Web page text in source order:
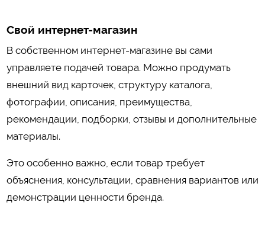
Свой интернет-магазин
В собственном интернет-магазине вы сами
управляете подачей товара. Можно продумать
внешний вид карточек, структуру каталога,
фотографии, описания, преимущества,
рекомендации, подборки, отзывы и дополнительные
материалы.
Это особенно важно, если товар требует
объяснения, консультации, сравнения вариантов или
демонстрации ценности бренда.